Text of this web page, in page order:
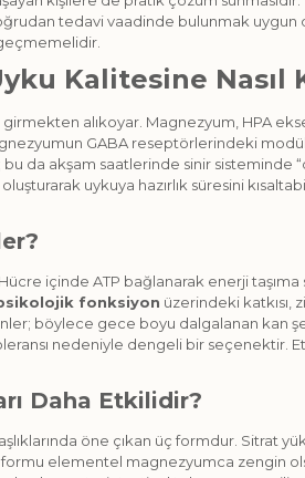
doğrudan tedavi vaadinde bulunmak
Kalitesine Nasıl
alıkoyar. Magnezyum, HPA
GABA reseptörlerindeki
da akşam saatlerinde sinir sisteminde
uykuya hazırlık süresini
Hücre içinde ATP bağlanarak enerji
fonksiyon üzerindeki katkısı,
böylece gece boyu dalgalanan kan
nedeniyle dengeli bir seçenektir.
Daha Etkilidir?
öne çıkan üç formdur. Sitrat
elementel magnezyumca zengin